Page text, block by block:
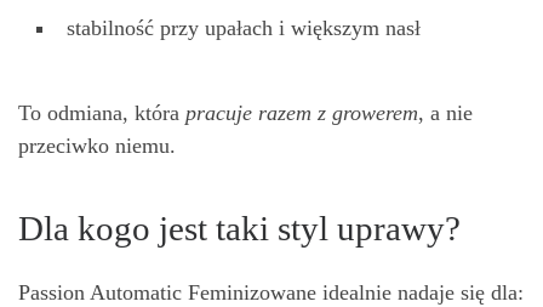
stabilność przy upałach i większym nasł
To odmiana, która pracuje razem z growerem, a nie
przeciwko niemu.
Dla kogo jest taki styl uprawy?
Passion Automatic Feminizowane idealnie nadaje się dla: